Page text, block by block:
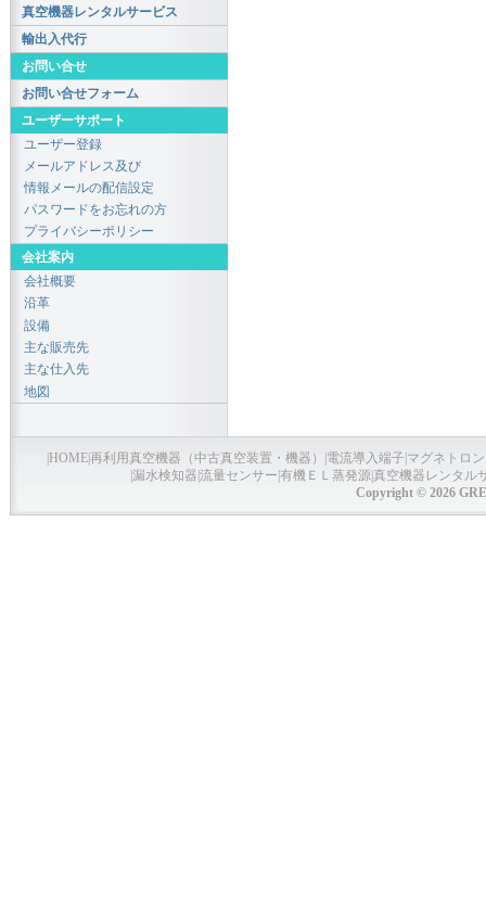
真空機器レンタルサービス
輸出入代行
お問い合せ
お問い合せフォーム
ユーザーサポート
ユーザー登録
メールアドレス及び
情報メールの配信設定
パスワードをお忘れの方
プライバシーポリシー
会社案内
会社概要
沿革
設備
主な販売先
主な仕入先
地図
HOME再利用真空機器（中古真空装置・機器） 電流導入端子 マグネトロ
漏水検知器 流量センサー 有機ＥＬ蒸発源真空機器レンタル
Copyright © 2026